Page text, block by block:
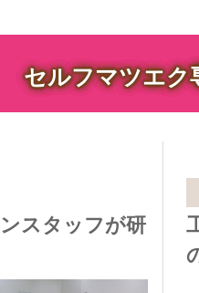
セルフマツエク
スタッフが研